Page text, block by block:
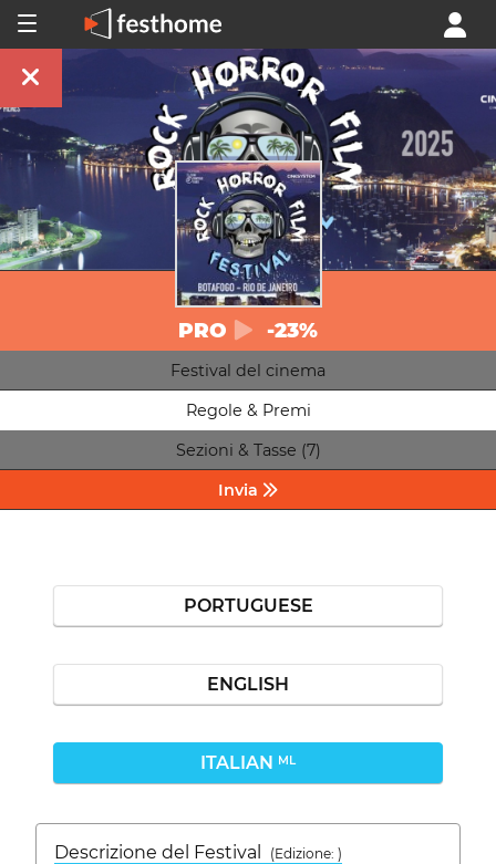
PRO -23%
Festival del cinema
Regole & Premi
Sezioni & Tasse (7)
Invia
PORTUGUESE
ENGLISH
ITALIAN ML
Descrizione del Festival
( Edizione: )